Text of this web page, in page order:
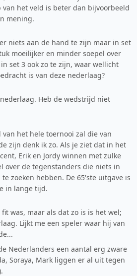
het veld is beter dan bijvoorbeeld
mening.
niets aan de hand te zijn maar in set
moeilijker en minder soepel over
set 3 ook zo te zijn, waar wellicht
is van deze nederlaag?
Heb de wedstrijd niet
het hele toernooi zal die van
zijn denk ik zo. Als je ziet dat in het
Erik en Jordy winnen met zulke
over de tegenstanders die niets in
zoeken hebben. De 65'ste uitgave is
in lange tijd.
was, maar als dat zo is is het wel;
Lijkt me een speler waar hij van
Nederlanders een aantal erg zware
Soraya, Mark liggen er al uit tegen